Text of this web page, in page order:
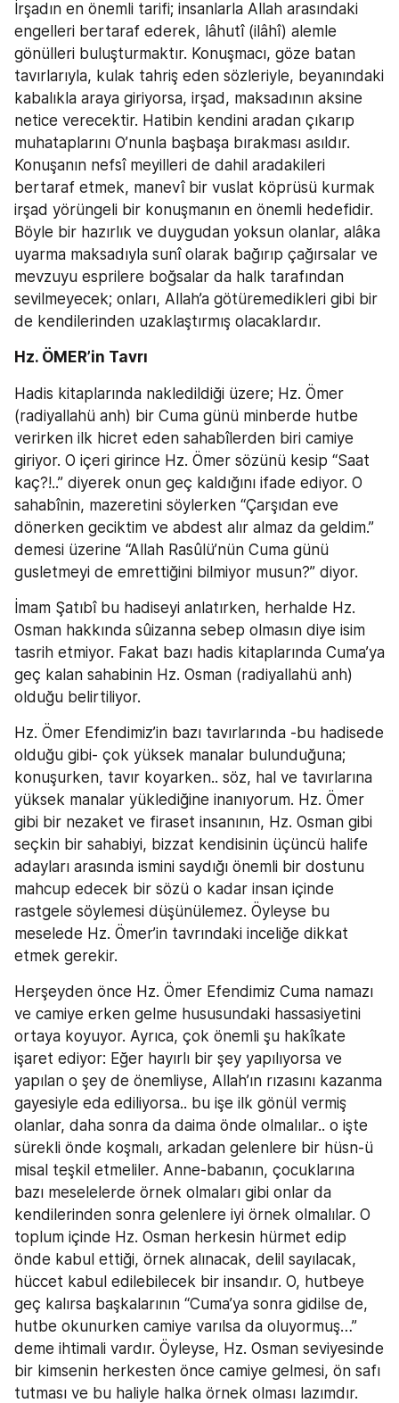
İrşadın en önemli tarifi; insanlarla Allah arasındaki
engelleri bertaraf ederek, lâhutî (ilâhî) alemle
gönülleri buluşturmaktır. Konuşmacı, göze batan
tavırlarıyla, kulak tahriş eden sözleriyle, beyanındaki
kabalıkla araya giriyorsa, irşad, maksadının aksine
netice verecektir. Hatibin kendini aradan çıkarıp
muhataplarını O’nunla başbaşa bırakması asıldır.
Konuşanın nefsî meyilleri de dahil aradakileri
bertaraf etmek, manevî bir vuslat köprüsü kurmak
irşad yörüngeli bir konuşmanın en önemli hedefidir.
Böyle bir hazırlık ve duygudan yoksun olanlar, alâka
uyarma maksadıyla sunî olarak bağırıp çağırsalar ve
mevzuyu esprilere boğsalar da halk tarafından
sevilmeyecek; onları, Allah’a götüremedikleri gibi bir
de kendilerinden uzaklaştırmış olacaklardır.
Hz. ÖMER’in Tavrı
Hadis kitaplarında nakledildiği üzere; Hz. Ömer
(radiyallahü anh) bir Cuma günü minberde hutbe
verirken ilk hicret eden sahabîlerden biri camiye
giriyor. O içeri girince Hz. Ömer sözünü kesip “Saat
kaç?!..” diyerek onun geç kaldığını ifade ediyor. O
sahabînin, mazeretini söylerken “Çarşıdan eve
dönerken geciktim ve abdest alır almaz da geldim.”
demesi üzerine “Allah Rasûlü’nün Cuma günü
gusletmeyi de emrettiğini bilmiyor musun?” diyor.
İmam Şatıbî bu hadiseyi anlatırken, herhalde Hz.
Osman hakkında sûizanna sebep olmasın diye isim
tasrih etmiyor. Fakat bazı hadis kitaplarında Cuma’ya
geç kalan sahabinin Hz. Osman (radiyallahü anh)
olduğu belirtiliyor.
Hz. Ömer Efendimiz’in bazı tavırlarında -bu hadisede
olduğu gibi- çok yüksek manalar bulunduğuna;
konuşurken, tavır koyarken.. söz, hal ve tavırlarına
yüksek manalar yüklediğine inanıyorum. Hz. Ömer
gibi bir nezaket ve firaset insanının, Hz. Osman gibi
seçkin bir sahabiyi, bizzat kendisinin üçüncü halife
adayları arasında ismini saydığı önemli bir dostunu
mahcup edecek bir sözü o kadar insan içinde
rastgele söylemesi düşünülemez. Öyleyse bu
meselede Hz. Ömer’in tavrındaki inceliğe dikkat
etmek gerekir.
Herşeyden önce Hz. Ömer Efendimiz Cuma namazı
ve camiye erken gelme hususundaki hassasiyetini
ortaya koyuyor. Ayrıca, çok önemli şu hakîkate
işaret ediyor: Eğer hayırlı bir şey yapılıyorsa ve
yapılan o şey de önemliyse, Allah’ın rızasını kazanma
gayesiyle eda ediliyorsa.. bu işe ilk gönül vermiş
olanlar, daha sonra da daima önde olmalılar.. o işte
sürekli önde koşmalı, arkadan gelenlere bir hüsn-ü
misal teşkil etmeliler. Anne-babanın, çocuklarına
bazı meselelerde örnek olmaları gibi onlar da
kendilerinden sonra gelenlere iyi örnek olmalılar. O
toplum içinde Hz. Osman herkesin hürmet edip
önde kabul ettiği, örnek alınacak, delil sayılacak,
hüccet kabul edilebilecek bir insandır. O, hutbeye
geç kalırsa başkalarının “Cuma’ya sonra gidilse de,
hutbe okunurken camiye varılsa da oluyormuş…”
deme ihtimali vardır. Öyleyse, Hz. Osman seviyesinde
bir kimsenin herkesten önce camiye gelmesi, ön safı
tutması ve bu haliyle halka örnek olması lazımdır.